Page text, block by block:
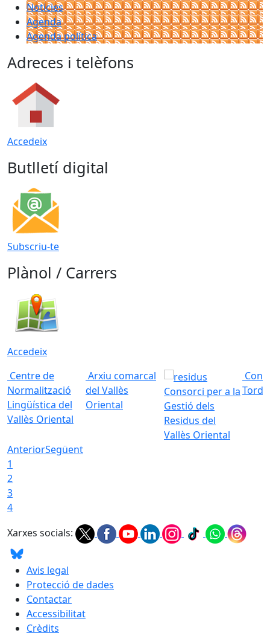
Noticies
Agenda
Agenda política
Adreces i telèfons
Accedeix
Butlletí digital
Subscriu-te
Plànol / Carrers
Accedeix
Centre de
Normalització
Lingüística del
Vallès Oriental
Arxiu comarcal
del Vallès
Oriental
Consorci per a la
Gestió dels
Residus del
Vallès Oriental
AnteriorSegüent
1
2
3
4
Xarxes socials:
Avis legal
Protecció de dades
Contactar
Accessibilitat
Crèdits